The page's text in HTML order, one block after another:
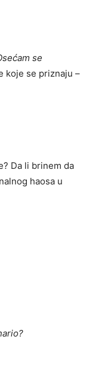
se
koje se priznaju –
Da li brinem da
haosa u